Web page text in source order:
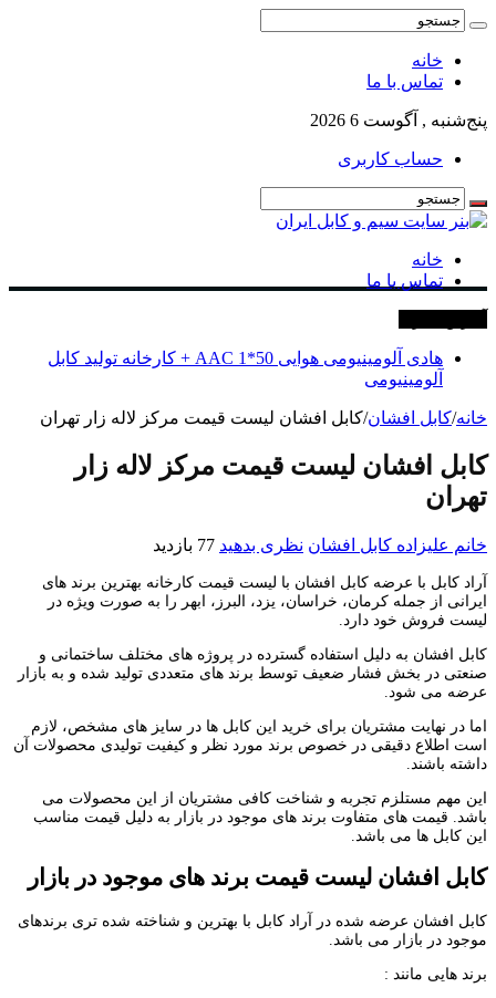
خانه
تماس با ما
پنج‌شنبه , آگوست 6 2026
حساب کاربری
خانه
تماس با ما
هادی آلومینیومی هوایی 50*1 AAC + کارخانه تولید کابل
آلومینیومی
خانه/کابل افشان/کابل افشان لیست قیمت مرکز لاله زار تهران
کابل افشان لیست قیمت مرکز لاله زار
تهران
خانم علیزاده کابل افشان نظری بدهید 77 بازدید
آراد کابل با عرضه کابل افشان با لیست قیمت کارخانه بهترین برند های
ایرانی از جمله کرمان، خراسان، یزد، البرز، ابهر را به صورت ویژه در
لیست فروش خود دارد.
کابل افشان به دلیل استفاده گسترده در پروژه های مختلف ساختمانی و
صنعتی در بخش فشار ضعیف توسط برند های متعددی تولید شده و به بازار
عرضه می شود.
اما در نهایت مشتریان برای خرید این کابل ها در سایز های مشخص، لازم
است اطلاع دقیقی در خصوص برند مورد نظر و کیفیت تولیدی محصولات آن
داشته باشند.
این مهم مستلزم تجربه و شناخت کافی مشتریان از این محصولات می
باشد. قیمت های متفاوت برند های موجود در بازار به دلیل قیمت مناسب
این کابل ها می باشد.
کابل افشان لیست قیمت برند های موجود در بازار
کابل افشان عرضه شده در آراد کابل با بهترین و شناخته شده تری برندهای
موجود در بازار می باشد.
برند هایی مانند :